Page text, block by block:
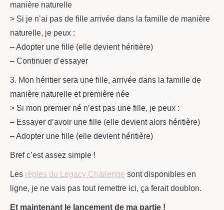
manière naturelle
> Si je n’ai pas de fille arrivée dans la famille de manière
naturelle, je peux :
– Adopter une fille (elle devient héritière)
– Continuer d’essayer
3. Mon héritier sera une fille, arrivée dans la famille de
manière naturelle et première née
> Si mon premier né n’est pas une fille, je peux :
– Essayer d’avoir une fille (elle devient alors héritière)
– Adopter une fille (elle devient héritière)
Bref c’est assez simple !
Les règles du Legacy Challenge sont disponibles en
ligne, je ne vais pas tout remettre ici, ça ferait doublon.
Et maintenant le lancement de ma partie !